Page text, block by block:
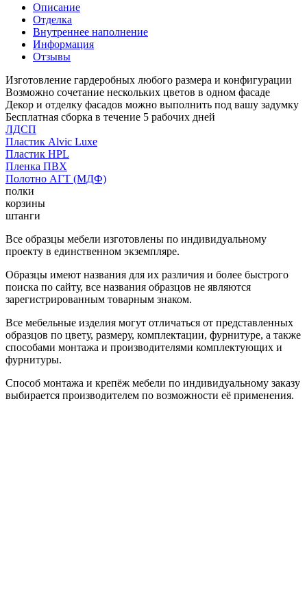
Описание
Отделка
Внутреннее наполнение
Информация
Отзывы
Изготовление гардеробных любого размера и конфигурации
Возможно сочетание нескольких цветов в одном фасаде
Декор и отделку фасадов можно выполнить под вашу задумку
Бесплатная сборка в течение 5 рабочих дней
ЛДСП
Пластик Alvic Luxe
Пластик HPL
Пленка ПВХ
Полотно АГТ (МДФ)
полки
корзины
штанги
Все образцы мебели изготовлены по индивидуальному
проекту в единственном экземпляре.
Образцы имеют названия для их различия и более быстрого
поиска по сайту, все названия образцов не являются
зарегистрированным товарным знаком.
Все мебельные изделия могут отличаться от представленных
образцов по цвету, размеру, комплектации, фурнитуре, а также
способами монтажа и производителями комплектующих и
фурнитуры.
Способ монтажа и крепёж мебели по индивидуальному заказу
выбирается производителем по возможности её применения.